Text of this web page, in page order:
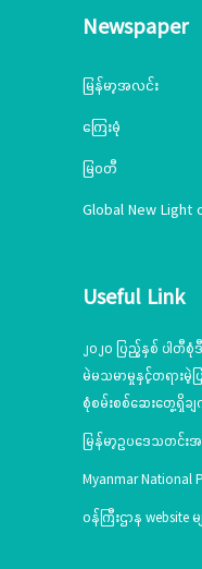
Newspaper
မြန်မာ့အလင်း
ကြေးမုံ
မြဝတီ
Global New Light
Useful Link
၂၀၂၀ ပြည့်နှစ် ပါ
မဲမသမာမှုနှင့်တရားမဲ့ပ
စုံစမ်းစစ်ဆေးတွေ့ရှိချ
မြန်မာ့ဥပဒေသတင်
Myanmar National
ဝန်ကြီးဌာန website မ